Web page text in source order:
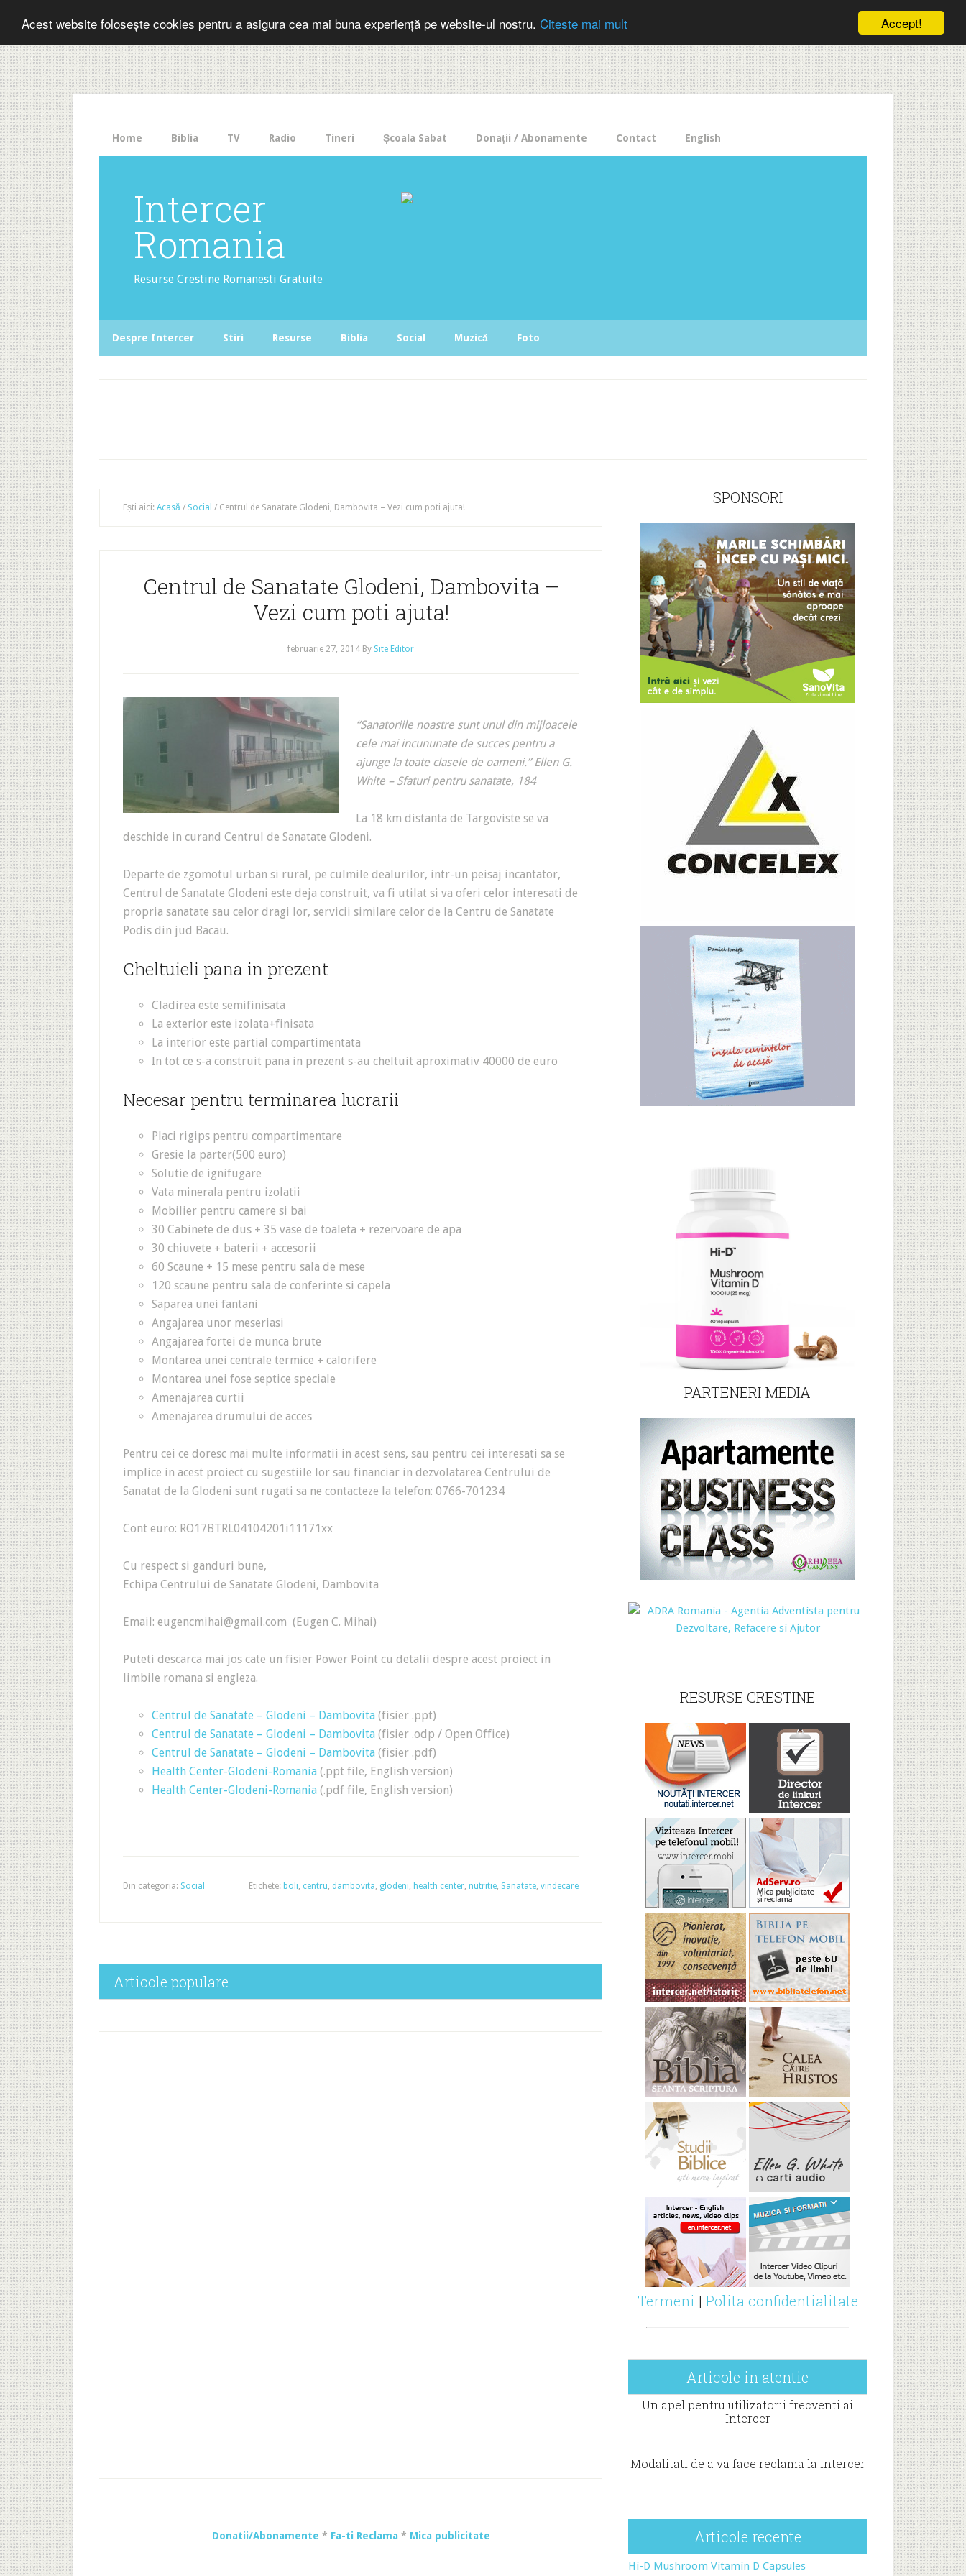
Accept!
Acest website folosește cookies pentru a asigura cea mai buna experiență pe website-ul nostru. Citeste mai mult
The
HelloBar
- a
little
bar
that
gets
noticed!
Home Biblia TV Radio Tineri Școala Sabat Donații / Abonamente Contact English
Intercer
Romania
Resurse Crestine Romanesti Gratuite
Despre Intercer Stiri Resurse Biblia Social Muzică Foto
Ești aici: Acasă / Social / Centrul de Sanatate Glodeni, Dambovita – Vezi cum poti ajuta!
Centrul de Sanatate Glodeni, Dambovita –
Vezi cum poti ajuta!
februarie 27, 2014 By Site Editor
“Sanatoriile noastre sunt unul din mijloacele
cele mai incununate de succes pentru a
ajunge la toate clasele de oameni.” Ellen G.
White – Sfaturi pentru sanatate, 184
La 18 km distanta de Targoviste se va
deschide in curand Centrul de Sanatate Glodeni.
Departe de zgomotul urban si rural, pe culmile dealurilor, intr-un peisaj incantator,
Centrul de Sanatate Glodeni este deja construit, va fi utilat si va oferi celor interesati de
propria sanatate sau celor dragi lor, servicii similare celor de la Centru de Sanatate
Podis din jud Bacau.
Cheltuieli pana in prezent
Cladirea este semifinisata
La exterior este izolata+finisata
La interior este partial compartimentata
In tot ce s-a construit pana in prezent s-au cheltuit aproximativ 40000 de euro
Necesar pentru terminarea lucrarii
Placi rigips pentru compartimentare
Gresie la parter(500 euro)
Solutie de ignifugare
Vata minerala pentru izolatii
Mobilier pentru camere si bai
30 Cabinete de dus + 35 vase de toaleta + rezervoare de apa
30 chiuvete + baterii + accesorii
60 Scaune + 15 mese pentru sala de mese
120 scaune pentru sala de conferinte si capela
Saparea unei fantani
Angajarea unor meseriasi
Angajarea fortei de munca brute
Montarea unei centrale termice + calorifere
Montarea unei fose septice speciale
Amenajarea curtii
Amenajarea drumului de acces
Pentru cei ce doresc mai multe informatii in acest sens, sau pentru cei interesati sa se
implice in acest proiect cu sugestiile lor sau financiar in dezvolatarea Centrului de
Sanatat de la Glodeni sunt rugati sa ne contacteze la telefon: 0766-701234
Cont euro: RO17BTRL04104201i11171xx
Cu respect si ganduri bune,
Echipa Centrului de Sanatate Glodeni, Dambovita
Email: eugencmihai@gmail.com (Eugen C. Mihai)
Puteti descarca mai jos cate un fisier Power Point cu detalii despre acest proiect in
limbile romana si engleza.
Centrul de Sanatate – Glodeni – Dambovita (fisier .ppt)
Centrul de Sanatate – Glodeni – Dambovita (fisier .odp / Open Office)
Centrul de Sanatate – Glodeni – Dambovita (fisier .pdf)
Health Center-Glodeni-Romania (.ppt file, English version)
Health Center-Glodeni-Romania (.pdf file, English version)
Din categoria: Social Etichete: boli, centru, dambovita, glodeni, health center, nutritie, Sanatate, vindecare
Articole populare
Donatii/Abonamente * Fa-ti Reclama * Mica publicitate
SPONSORI
PARTENERI MEDIA
RESURSE CRESTINE
Termeni | Polita confidentialitate
Articole in atentie
Un apel pentru utilizatorii frecventi ai
Intercer
Modalitati de a va face reclama la Intercer
Articole recente
Hi-D Mushroom Vitamin D Capsules